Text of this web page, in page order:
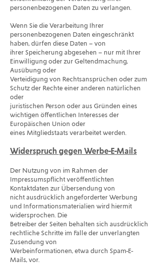
personenbezogenen Daten zu verlangen.
Wenn Sie die Verarbeitung Ihrer
personenbezogenen Daten eingeschränkt
haben, dürfen diese Daten – von
ihrer Speicherung abgesehen – nur mit Ihrer
Einwilligung oder zur Geltendmachung,
Ausübung oder
Verteidigung von Rechtsansprüchen oder zum
Schutz der Rechte einer anderen natürlichen
oder
juristischen Person oder aus Gründen eines
wichtigen öffentlichen Interesses der
Europäischen Union oder
eines Mitgliedstaats verarbeitet werden.
Widerspruch gegen Werbe-E-Mails
Der Nutzung von im Rahmen der
Impressumspflicht veröffentlichten
Kontaktdaten zur Übersendung von
nicht ausdrücklich angeforderter Werbung
und Informationsmaterialien wird hiermit
widersprochen. Die
Betreiber der Seiten behalten sich ausdrücklich
rechtliche Schritte im Falle der unverlangten
Zusendung von
Werbeinformationen, etwa durch Spam-E-
Mails, vor.